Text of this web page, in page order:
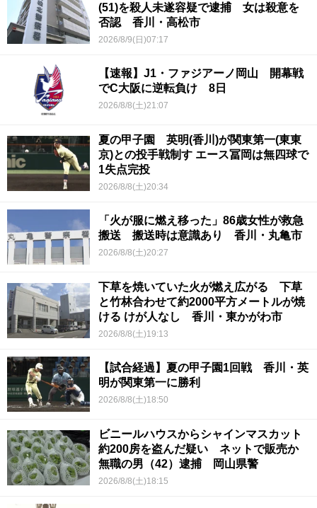
(51)を殺人未遂容疑で逮捕 女は殺意を
否認 香川・高松市
2026/8/9(日)07:17
【速報】J1・ファジアーノ岡山 開幕戦
でC大阪に逆転負け 8日
2026/8/8(土)21:07
夏の甲子園 英明(香川)が関東第一(東東
京)との投手戦制す エース冨岡は無四球で
1失点完投
2026/8/8(土)20:34
「火が服に燃え移った」86歳女性が救急
搬送 搬送時は意識あり 香川・丸亀市
2026/8/8(土)20:27
下草を焼いていた火が燃え広がる 下草
と竹林合わせて約2000平方メートルが焼
ける けが人なし 香川・東かがわ市
2026/8/8(土)19:13
【試合経過】夏の甲子園1回戦 香川・英
明が関東第一に勝利
2026/8/8(土)18:50
ビニールハウスからシャインマスカット
約200房を盗んだ疑い ネットで販売か
無職の男（42）逮捕 岡山県警
2026/8/8(土)18:15